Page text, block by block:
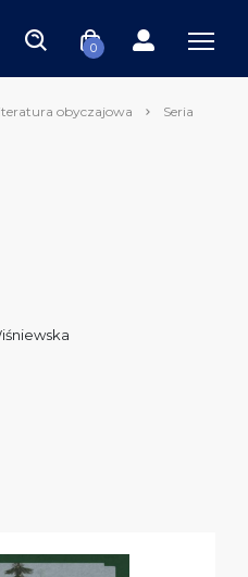
0
obyczajowa
Seria